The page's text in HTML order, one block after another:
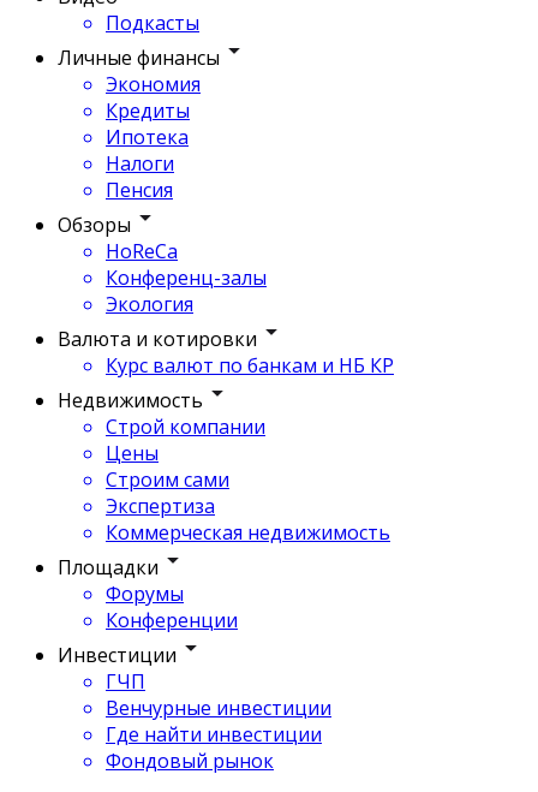
Подкасты
Личные финансы
Экономия
Кредиты
Ипотека
Налоги
Пенсия
Обзоры
HoReCa
Конференц-залы
Экология
Валюта и котировки
Курс валют по банкам и НБ КР
Недвижимость
Строй компании
Цены
Строим сами
Экспертиза
Коммерческая недвижимость
Площадки
Форумы
Конференции
Инвестиции
ГЧП
Венчурные инвестиции
Где найти инвестиции
Фондовый рынок